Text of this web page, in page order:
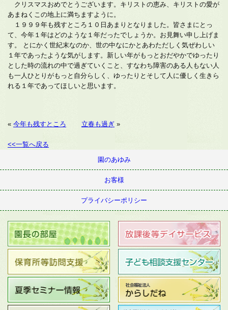
クリスマスおめでとうございます。キリストの恵み、キリストの愛が
あまねくこの地上に満ちますように。
１９９９年も残すところ１０日あまりとなりました。皆さまにとっ
て、今年１年はどのような１年だったでしょうか。お見舞い申し上げま
す。 とにかく世紀末なのか、世の中なにかとあわただしく気ぜわしい
１年であったような気がします。新しい年がもっとおだやかでゆったり
とした時の流れの中で過ぎていくこと、すなわち障害のある人もない人
も一人ひとりがもっと自分らしく、ゆったりとそして人に優しく生きら
れる１年であってほしいと思います。
« 今年も残すところ 立春も過ぎ »
<<一覧へ戻る
園のあゆみ
お客様
プライバシーポリシー